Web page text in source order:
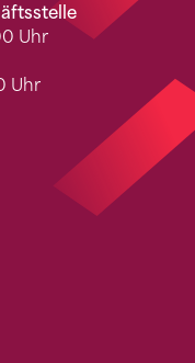
Uhr
Uhr